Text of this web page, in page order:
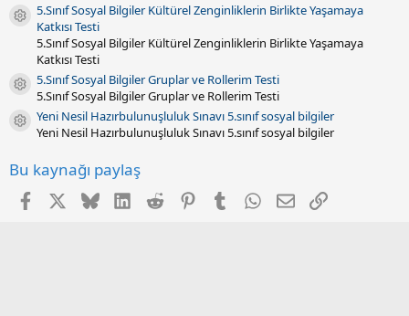
Kaynak ikonu
5.Sınıf Sosyal Bilgiler Kültürel Zenginliklerin Birlikte Yaşamaya
Katkısı Testi
5.Sınıf Sosyal Bilgiler Kültürel Zenginliklerin Birlikte Yaşamaya
Katkısı Testi
Kaynak ikonu
5.Sınıf Sosyal Bilgiler Gruplar ve Rollerim Testi
5.Sınıf Sosyal Bilgiler Gruplar ve Rollerim Testi
Kaynak ikonu
Yeni Nesil Hazırbulunuşluluk Sınavı 5.sınıf sosyal bilgiler
Yeni Nesil Hazırbulunuşluluk Sınavı 5.sınıf sosyal bilgiler
Bu kaynağı paylaş
Facebook BlueskyLinkedInReddit PinterestTumblr WhatsApp
E-postaLink